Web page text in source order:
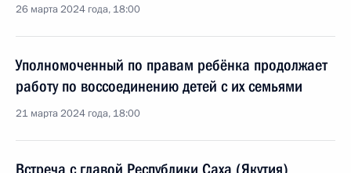
26 марта 2024 года, 18:00
Уполномоченный по правам ребёнка продолжает
работу по воссоединению детей с их семьями
21 марта 2024 года, 18:00
Встреча с главой Республики Саха (Якутия)